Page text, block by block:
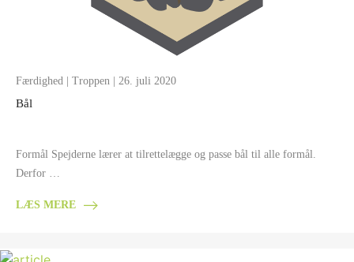
Færdighed Troppen | 26. juli 2020
Bål
Formål Spejderne lærer at tilrettelægge og passe bål til alle formål.
Derfor …
LÆS MERE